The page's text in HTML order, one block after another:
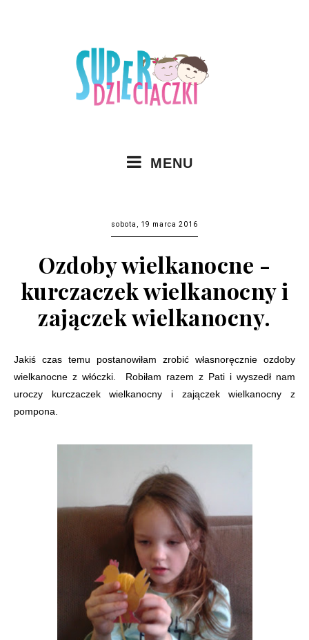
MENU
sobota, 19 marca 2016
Ozdoby wielkanocne -
kurczaczek wielkanocny i
zajączek wielkanocny.
Jakiś czas temu postanowiłam zrobić własnoręcznie ozdoby
wielkanocne z włóczki. Robiłam razem z Pati i wyszedł nam
uroczy kurczaczek wielkanocny i zajączek wielkanocny z
pompona.